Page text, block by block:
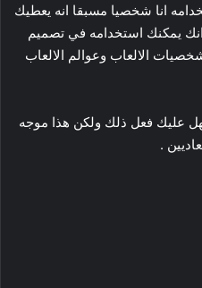
انا شخصيا مسبقا انه يعطيك
يمكنك استخدامه في تصميم
الالعاب وعوالم الالعاب
عليك فعل ذلك ولكن هذا موجه
.